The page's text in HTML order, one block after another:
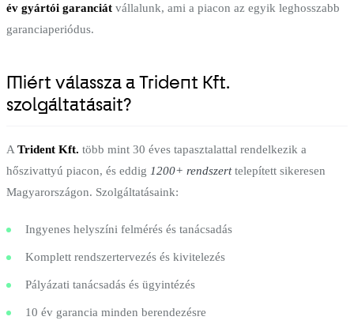
év gyártói garanciát vállalunk, ami a piacon az egyik leghosszabb
garanciaperiódus.
Miért válassza a Trident Kft.
szolgáltatásait?
A Trident Kft. több mint 30 éves tapasztalattal rendelkezik a
hőszivattyú piacon, és eddig 1200+ rendszerttelepített sikeresen
Magyarországon. Szolgáltatásaink:
Ingyenes helyszíni felmérés és tanácsadás
Komplett rendszertervezés és kivitelezés
Pályázati tanácsadás és ügyintézés
10 év garancia minden berendezésre